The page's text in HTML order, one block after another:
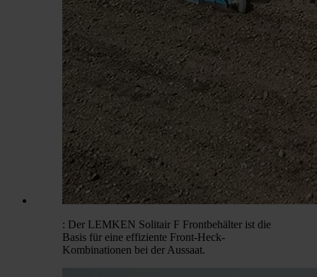
: Der LEMKEN Solitair F Frontbehälter ist die
Basis für eine effiziente Front-Heck-
Kombinationen bei der Aussaat.